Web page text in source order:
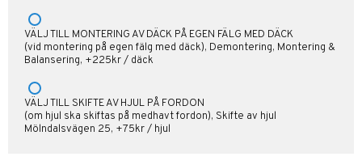
VÄLJ TILL MONTERING AV DÄCK PÅ EGEN FÄLG MED DÄCK
(vid montering på egen fälg med däck), Demontering, Montering &
Balansering, +225kr / däck
VÄLJ TILL SKIFTE AV HJUL PÅ FORDON
(om hjul ska skiftas på medhavt fordon), Skifte av hjul
Mölndalsvägen 25, +75kr / hjul